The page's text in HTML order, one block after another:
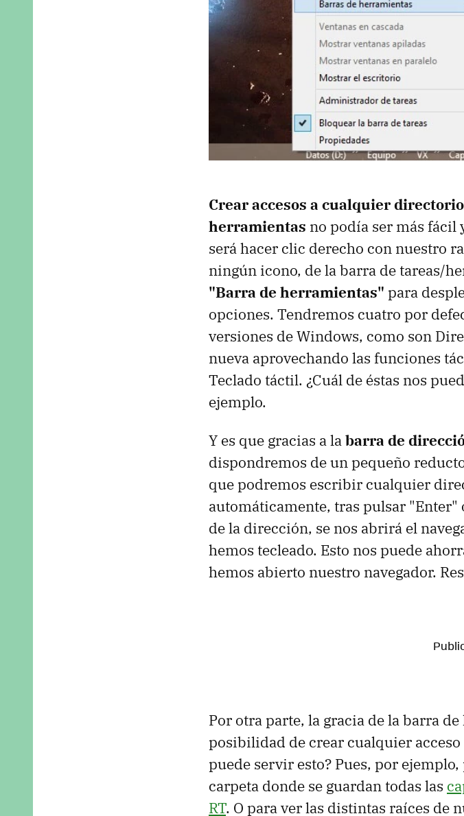
Crear accesos a cualquier
herramientas no podía ser más fácil
será hacer clic derecho con nuestro
ningún icono, de la barra de tareas/
"Barra de herramientas" para
opciones. Tendremos cuatro por
versiones de Windows, como son
nueva aprovechando las funciones
Teclado táctil. ¿Cuál de éstas nos
ejemplo.
Y es que gracias a la barra de
dispondremos de un pequeño
que podremos escribir cualquier
automáticamente, tras pulsar "Enter"
de la dirección, se nos abrirá el
hemos tecleado. Esto nos puede
hemos abierto nuestro navegador.
Por otra parte, la gracia de la barra
posibilidad de crear cualquier acceso
puede servir esto? Pues, por
carpeta donde se guardan todas las
RT. O para ver las distintas raíces de